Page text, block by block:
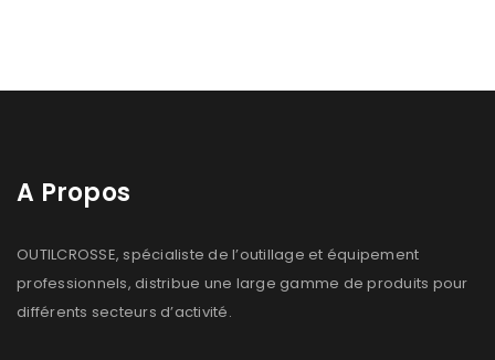
A Propos
OUTILCROSSE, spécialiste de l’outillage et équipement
professionnels, distribue une large gamme de produits pour
différents secteurs d’activité.